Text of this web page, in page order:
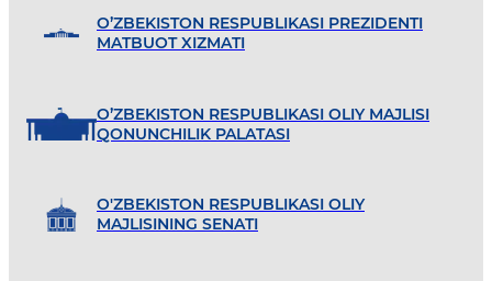
O’ZBEKISTON RESPUBLIKASI PREZIDENTI
MATBUOT XIZMATI
O’ZBEKISTON RESPUBLIKASI OLIY MAJLISI
QONUNCHILIK PALATASI
O'ZBEKISTON RESPUBLIKASI OLIY
MAJLISINING SENATI